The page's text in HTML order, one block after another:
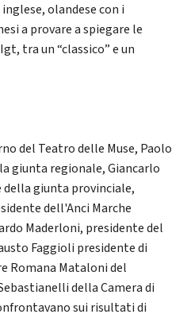
olandese con i
a provare a spiegare le
tra un “classico” e un
del Teatro delle Muse, Paolo
giunta regionale, Giancarlo
della giunta provinciale,
dell'Anci Marche
Maderloni, presidente del
Faggioli presidente di
Romana Mataloni del
della Camera di
sui risultati di